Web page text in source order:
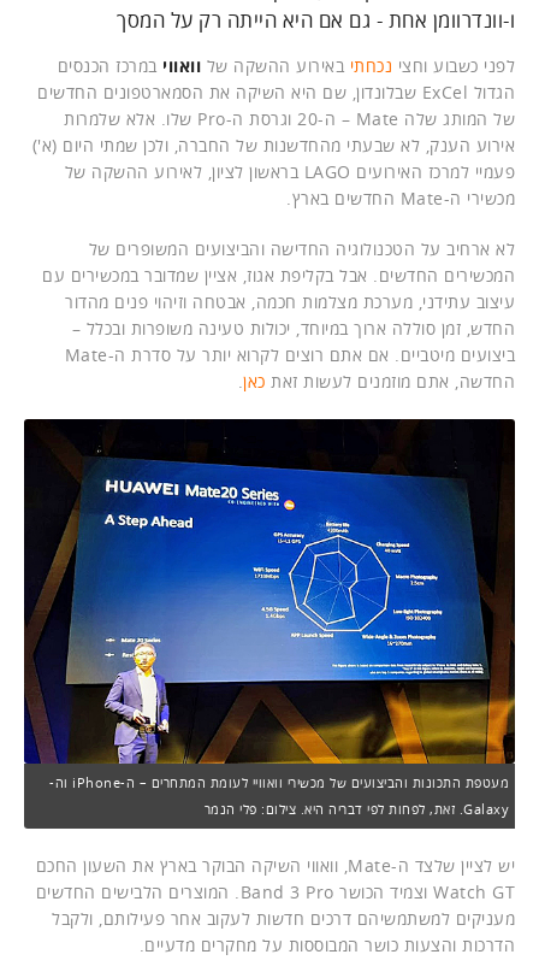
ו-וונדרוומן אחת - גם אם היא הייתה רק על המסך
לפני כשבוע וחצי נכחתי באירוע ההשקה של וואווי במרכז הכנסים
הגדול ExCel שבלונדון, שם היא השיקה את הסמארטפונים החדשים
של המותג שלה Mate – ה-20 וגרסת ה-Pro שלו. אלא שלמרות
אירוע הענק, לא שבעתי מהחדשנות של החברה, ולכן שמתי היום (א')
פעמיי למרכז האירועים LAGO בראשון לציון, לאירוע ההשקה של
מכשירי ה-Mate החדשים בארץ.
לא ארחיב על הטכנולוגיה החדישה והביצועים המשופרים של
המכשירים החדשים. אבל בקליפת אגוז, אציין שמדובר במכשירים עם
עיצוב עתידני, מערכת מצלמות חכמה, אבטחה וזיהוי פנים מהדור
החדש, זמן סוללה ארוך במיוחד, יכולות טעינה משופרות ובכלל –
ביצועים מיטביים. אם אתם רוצים לקרוא יותר על סדרת ה-Mate
החדשה, אתם מוזמנים לעשות זאת כאן.
מעטפת התכונות והביצועים של מכשירי וואוויי לעומת המתחרים – ה-iPhone וה-
Galaxy. זאת, לפחות לפי דבריה היא. צילום: פלי הנמר
יש לציין שלצד ה-Mate, וואווי השיקה הבוקר בארץ את השעון החכם
Watch GT וצמיד הכושר Band 3 Pro. המוצרים הלבישים החדשים
מעניקים למשתמשיהם דרכים חדשות לעקוב אחר פעילותם, ולקבל
הדרכות והצעות כושר המבוססות על מחקרים מדעיים.